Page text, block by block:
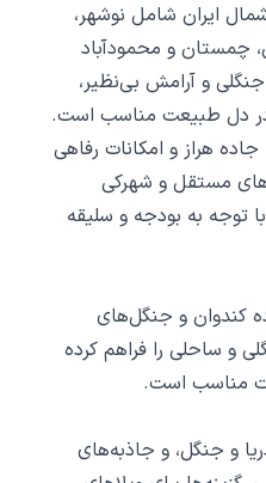
ایران شامل نوشهر،
چمستان و محمودآباد
و آرامش بی‌نظیر،
در دل طبیعت مناسب است.
هراز و امکانات رفاهی
مستقل و شهرکی
به بودجه و سلیقه
کندوان و جنگل‌های
و ساحلی را فراهم کرده
مناسب است.
و جنگل، و جاذبه‌های